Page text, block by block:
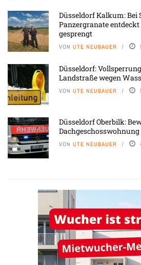
Düsseldorf Kalkum: Bei
Panzergranate
gesprengt
VON UTE NEUBAUER
Düsseldorf:
Landstraße wegen
VON UTE NEUBAUER
Düsseldorf Oberbilk:
VON UTE NEUBAUER